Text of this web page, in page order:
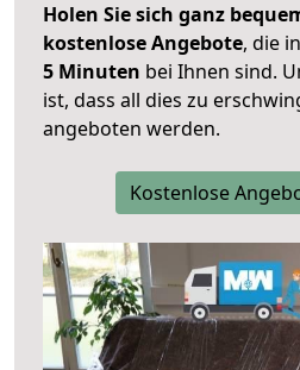
Holen Sie sich ganz
kostenlose Angebote, die
5 Minuten bei Ihnen sind.
ist, dass all dies zu
angeboten werden.
Kostenlose